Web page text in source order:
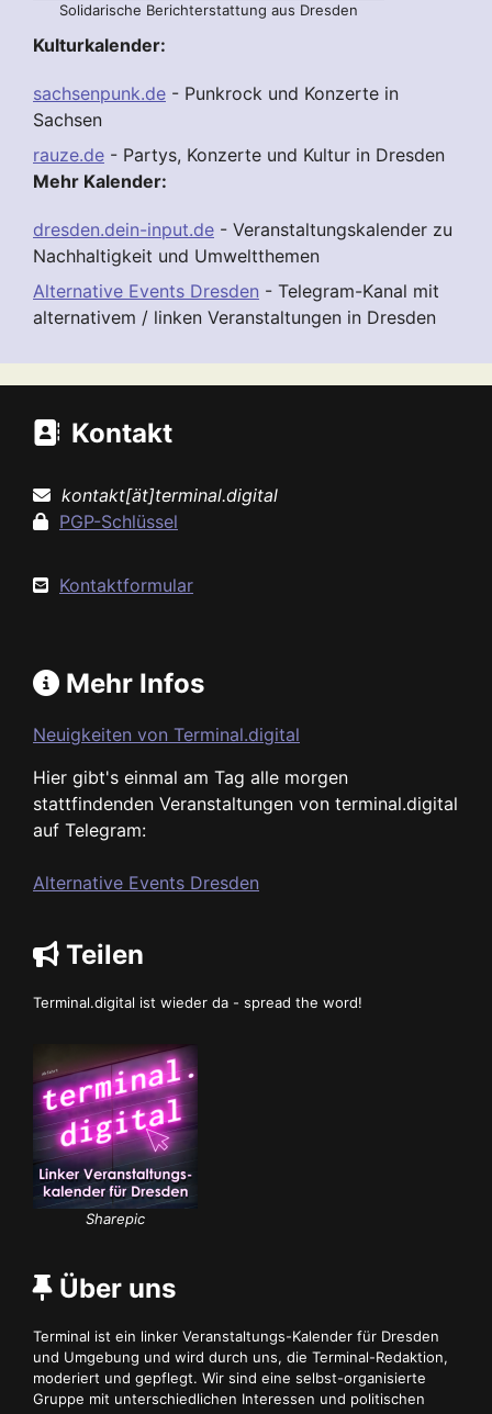
Solidarische Berichterstattung aus Dresden
Kulturkalender:
sachsenpunk.de - Punkrock und Konzerte in
Sachsen
rauze.de - Partys, Konzerte und Kultur in Dresden
Mehr Kalender:
dresden.dein-input.de - Veranstaltungskalender zu
Nachhaltigkeit und Umweltthemen
Alternative Events Dresden - Telegram-Kanal mit
alternativem / linken Veranstaltungen in Dresden
Kontakt
kontakt[ät]terminal.digital
PGP-Schlüssel
Kontaktformular
Mehr Infos
Neuigkeiten von Terminal.digital
Hier gibt's einmal am Tag alle morgen
stattfindenden Veranstaltungen von terminal.digital
auf Telegram:
Alternative Events Dresden
Teilen
Terminal.digital ist wieder da - spread the word!
Sharepic
Über uns
Terminal ist ein linker Veranstaltungs-Kalender für Dresden
und Umgebung und wird durch uns, die Terminal-Redaktion,
moderiert und gepflegt. Wir sind eine selbst-organisierte
Gruppe mit unterschiedlichen Interessen und politischen